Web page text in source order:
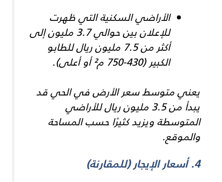
الأراضي السكنية التي ظهرت
للإعلان بين حوالي 3.7 مليون إلى
أكثر من 7.5 مليون ريال للطابو
الكبير (430-750 م² أو أعلى).
يعني متوسط سعر الأرض في الحي قد
يبدأ من 3.5 مليون ريال للأراضي
المتوسطة ويزيد كثيرًا حسب المساحة
والموقع.
4. أسعار الإيجار (للمقارنة)